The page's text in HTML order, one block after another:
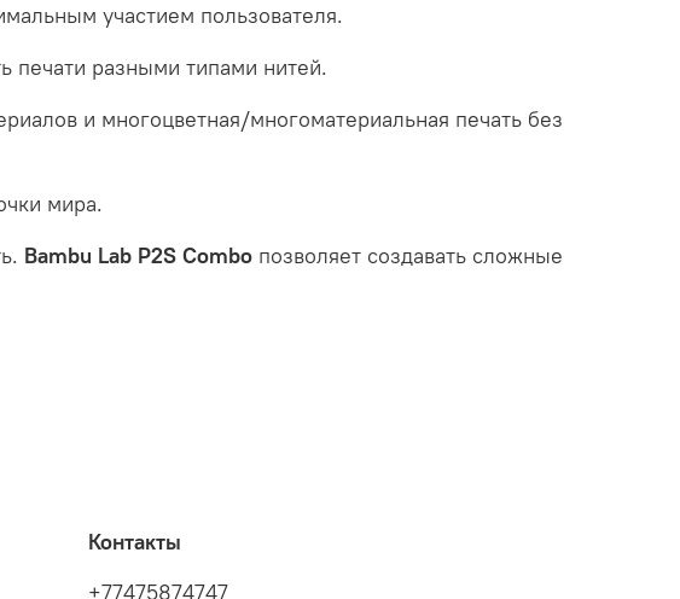
участием пользователя.
печати разными типами нитей.
и многоцветная/многоматериальная печать без
мира.
Bambu Lab P2S Combo позволяет создавать сложные
Контакты
+77475874747